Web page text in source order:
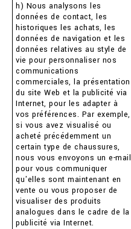
h) Nous analysons les
données de contact, les
historiques les achats, les
données de navigation et les
données relatives au style de
vie pour personnaliser nos
communications
commerciales, la présentation
du site Web et la publicité via
Internet, pour les adapter à
vos préférences. Par exemple,
si vous avez visualisé ou
acheté précédemment un
certain type de chaussures,
nous vous envoyons un e-mail
pour vous communiquer
qu'elles sont maintenant en
vente ou vous proposer de
visualiser des produits
analogues dans le cadre de la
publicité via Internet.